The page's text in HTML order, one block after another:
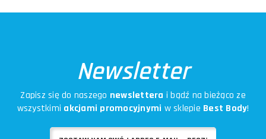
Newsletter
Zapisz się do naszego newslettera i bądź na bieżąco ze
wszystkimi akcjami promocyjnymi w sklepie Best Body!